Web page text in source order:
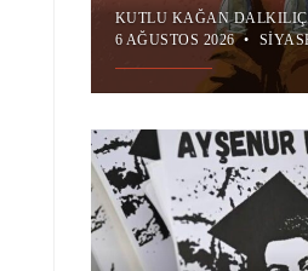
KUTLU KAĞAN DALKILIÇ
6 AĞUSTOS 2026 •